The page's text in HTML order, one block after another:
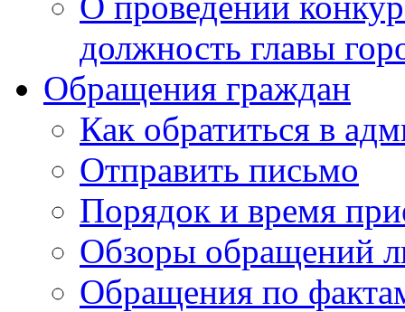
должность главы
Обращения граждан
Как обратиться в
Отправить письмо
Порядок и время
Обзоры обращений
Обращения по